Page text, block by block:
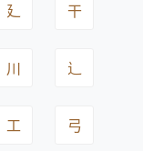
廴 干
川 辶
工 弓